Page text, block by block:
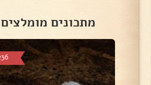
מתכונים מומלצים